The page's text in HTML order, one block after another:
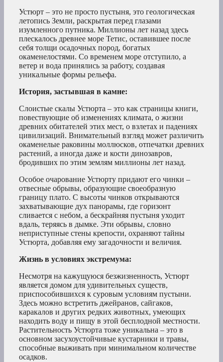
Устюрт – это не просто пустыня, это геологическая
летопись Земли, раскрытая перед глазами
изумленного путника. Миллионы лет назад здесь
плескалось древнее море Тетис, оставившее после
себя толщи осадочных пород, богатых
окаменелостями. Со временем море отступило, а
ветер и вода принялись за работу, создавая
уникальные формы рельефа.
История, застывшая в камне:
Слоистые скалы Устюрта – это как страницы книги,
повествующие об изменениях климата, о жизни
древних обитателей этих мест, о взлетах и падениях
цивилизаций. Внимательный взгляд может различить
окаменелые раковины моллюсков, отпечатки древних
растений, а иногда даже и кости динозавров,
бродивших по этим землям миллионы лет назад.
Особое очарование Устюрту придают его чинки –
отвесные обрывы, образующие своеобразную
границу плато. С высоты чинков открываются
захватывающие дух панорамы, где горизонт
сливается с небом, а бескрайняя пустыня уходит
вдаль, теряясь в дымке. Эти обрывы, словно
неприступные стены крепости, охраняют тайны
Устюрта, добавляя ему загадочности и величия.
Жизнь в условиях экстремума:
Несмотря на кажущуюся безжизненность, Устюрт
является домом для удивительных существ,
приспособившихся к суровым условиям пустыни.
Здесь можно встретить джейранов, сайгаков,
каракалов и других редких животных, умеющих
находить воду и пищу в этой бесплодной местности.
Растительность Устюрта тоже уникальна – это в
основном засухоустойчивые кустарники и травы,
способные выживать при минимальном количестве
осадков.